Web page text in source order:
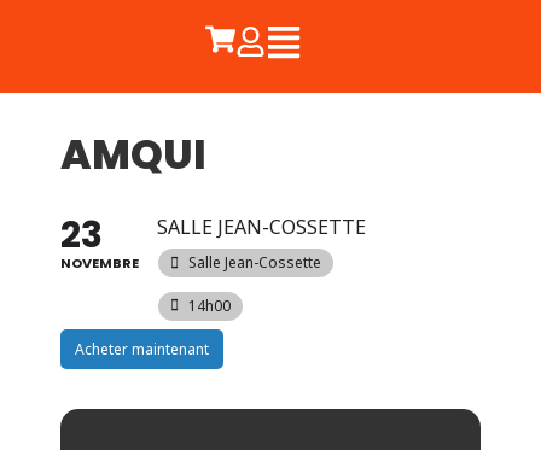
AMQUI
23
NOVEMBRE
SALLE JEAN-COSSETTE
Salle Jean-Cossette
14h00
Acheter maintenant